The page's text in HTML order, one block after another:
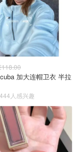
加大连帽卫衣 半拉
人感兴趣